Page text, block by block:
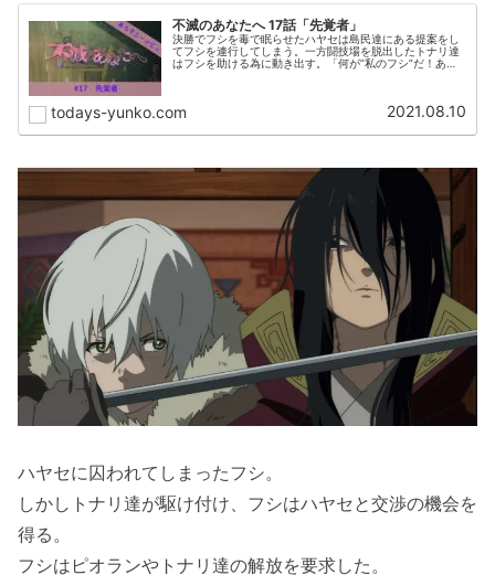
不滅のあなたへ 17話「先覚者」
決勝でフシを毒で眠らせたハヤセは島民達にある提案をし
てフシを連行してしまう。一方闘技場を脱出したトナリ達
はフシを助ける為に動き出す。「何が”私のフシ”だ！あの
todays-yunko.com 2021.08.10
ハヤセに囚われてしまったフシ。
しかしトナリ達が駆け付け、フシはハヤセと交渉の機会を
得る。
フシはピオランやトナリ達の解放を要求した。